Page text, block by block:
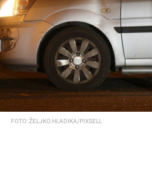
FOTO: ŽELJKO HLADIKA/PIXSELL